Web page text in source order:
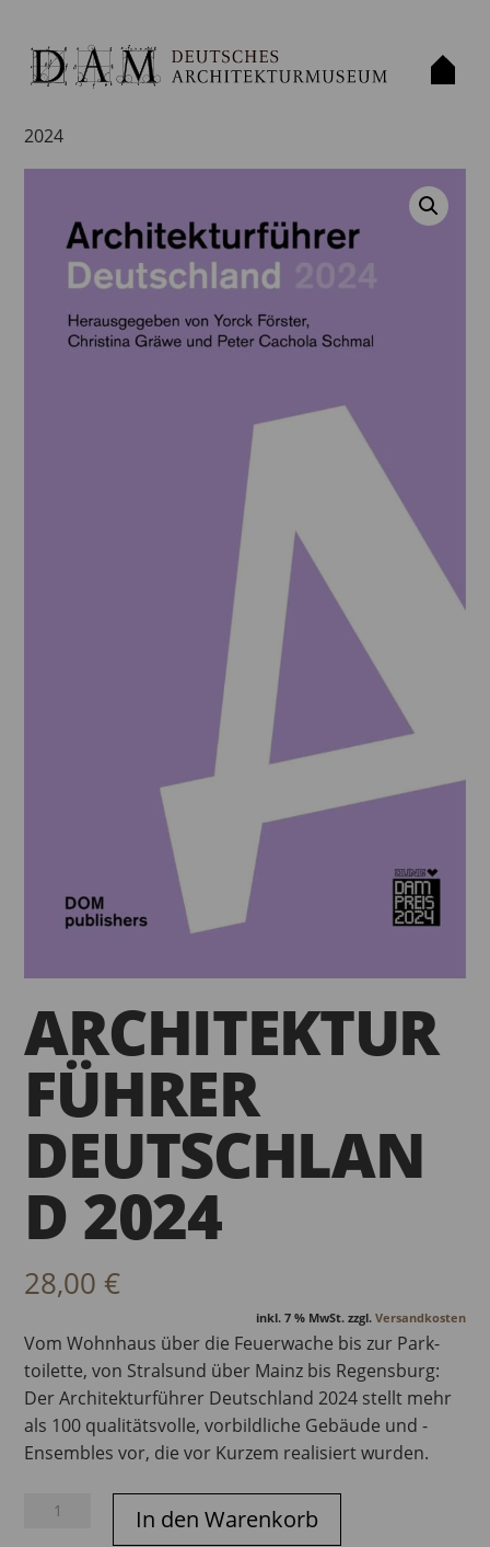
2024
ARCHITEKTUR
FÜHRER
DEUTSCHLAN
D 2024
28,00 €
inkl. 7 % MwSt. zzgl. Versandkosten
Vom Wohnhaus über die Feuerwache bis zur Park­
toilette, von Stralsund über Mainz bis ­Regensburg:
Der Architekturführer Deutschland 2024 stellt mehr
als 100 qualitätsvolle, vorbildliche Gebäude und ­
Ensembles vor, die vor ­Kurzem realisiert wurden.
ArchitekturführerIn den Warenkorb